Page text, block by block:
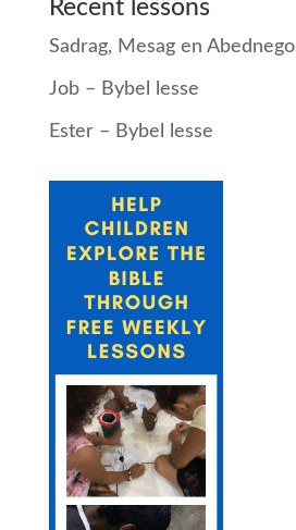
Recent lessons
Sadrag, Mesag en Abednego
Job – Bybel lesse
Ester – Bybel lesse